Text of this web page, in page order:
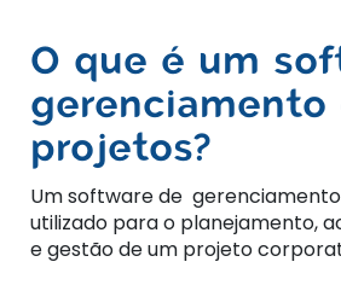
O que é um
gerenciamento
projetos?
Um software de
utilizado para o planejamento,
e gestão de um projeto